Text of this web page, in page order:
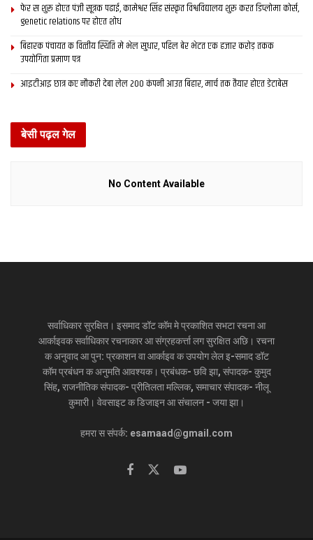
फेर स शुरू होएत पंजी सूत्रक पढाई, कामेश्वर सिंह संस्कृत विश्वविद्यालय शुरू करत डिप्लोमा कोर्स,
genetic relations पर होएत शोध
बिहारक पंचायत क वित्‍तीय स्थिति मे भेल सुधार, पहिल बेर भेटत एक हजार करोड़ तकक
उपयोगिता प्रमाण पत्र
आइटीआइ छात्र कए नौकरी देबा लेल 200 कंपनी आउत बिहार, मार्च तक तैयार होएत डेटाबेस
बेसी पढ़ल गेल
No Content Available
सर्वाधिकार सुरक्षित। इसमाद डॉट कॉम मे प्रकाशित सभटा रचना आ
आर्काइवक सर्वाधिकार रचनाकार आ संग्रहकर्त्ता लग सुरक्षित अछि। रचना
क अनुवाद आ पुन: प्रकाशन वा आर्काइव क उपयोग लेल इ-समाद डॉट
कॉम प्रबंधन क अनुमति आवश्यक। प्रबंधक- छवि झा, संपादक- कुमुद
सिंह, राजनीतिक संपादक- प्रीतिलता मल्लिक, समाचार संपादक- नीलू
कुमारी। वेवसाइट क डिजाइन आ संचालन - जया झा।
हमरा स संपर्क: esamaad@gmail.com